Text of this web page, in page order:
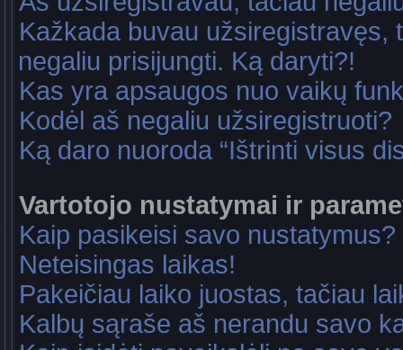
Kažkada buvau užsiregistravęs,
negaliu prisijungti. Ką daryti?!
Kas yra apsaugos nuo vaikų
Kodėl aš negaliu užsiregistruoti?
Ką daro nuoroda “Ištrinti visus
Vartotojo nustatymai ir
Kaip pasikeisi savo nustatymus?
Neteisingas laikas!
Pakeičiau laiko juostas, tačiau
Kalbų sąraše aš nerandu savo